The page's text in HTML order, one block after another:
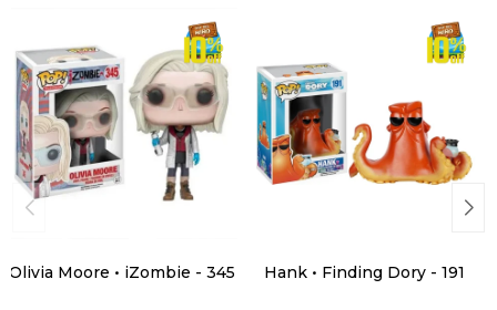
Olivia Moore • iZombie - 345 Hank • Finding Dory - 191